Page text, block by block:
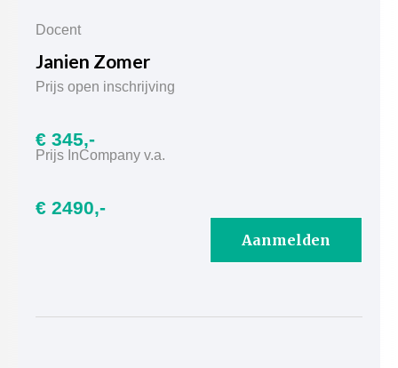
Docent
Janien Zomer
Prijs open inschrijving
€ 345,-
Prijs InCompany v.a.
€ 2490,-
Aanmelden